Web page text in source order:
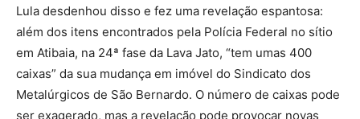
Lula desdenhou disso e fez uma revelação espantosa:
além dos itens encontrados pela Polícia Federal no sítio
em Atibaia, na 24ª fase da Lava Jato, “tem umas 400
caixas” da sua mudança em imóvel do Sindicato dos
Metalúrgicos de São Bernardo. O número de caixas pode
ser exagerado, mas a revelação pode provocar novas